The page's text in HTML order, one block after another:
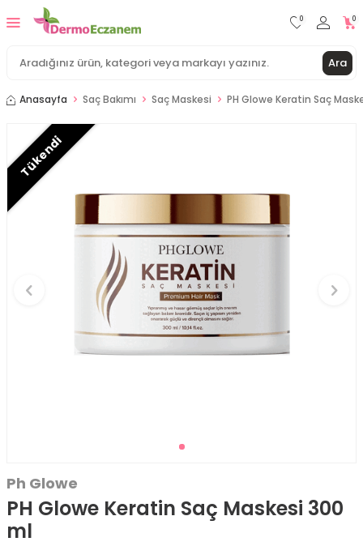
Ara
0 0
Anasayfa Saç Bakımı Saç Maskesi PH Glowe Keratin Saç
Tükendi
Ph Glowe
PH Glowe Keratin Saç Maskesi 300
ml